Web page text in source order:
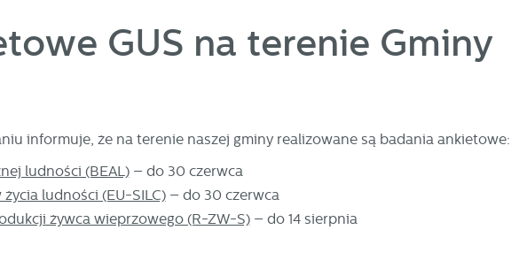
GUS na terenie Gminy
informuje, że na terenie naszej gminy realizowane są badania ankietowe:
ludności (BEAL)– do 30 czerwca
ludności (EU-SILC)– do 30 czerwca
żywca wieprzowego (R-ZW-S)– do 14 sierpnia